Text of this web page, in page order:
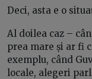
Deci, asta e o
Al doilea caz –
prea mare și ar fi
exemplu, când
locale, alegeri